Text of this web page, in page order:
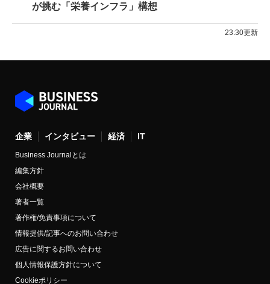
が挑む「栄養インフラ」構想
23:30更新
企業 インタビュー 経済 IT
Business Journalとは
編集方針
会社概要
著者一覧
著作権/免責事項について
情報提供/記事へのお問い合わせ
広告に関するお問い合わせ
個人情報保護方針について
Cookieポリシー